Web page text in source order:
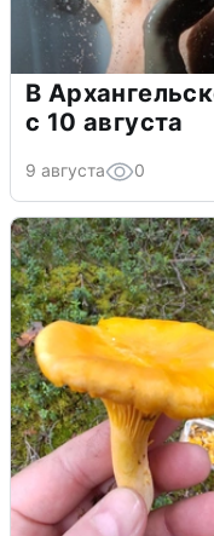
В
с 10 августа
9 августа 0